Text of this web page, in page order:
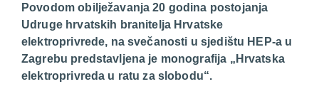
Povodom obilježavanja 20 godina postojanja
Udruge hrvatskih branitelja Hrvatske
elektroprivrede, na svečanosti u sjedištu HEP-a u
Zagrebu predstavljena je monografija „Hrvatska
elektroprivreda u ratu za slobodu“.